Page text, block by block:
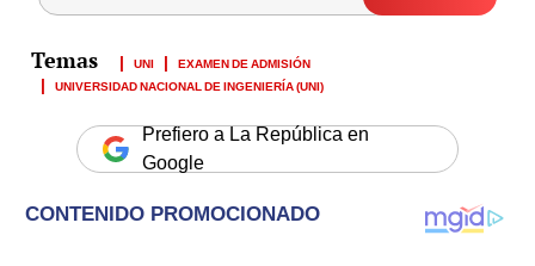
UNI
EXAMEN DE ADMISIÓN
UNIVERSIDAD NACIONAL DE INGENIERÍA (UNI)
Prefiero a La República en
Google